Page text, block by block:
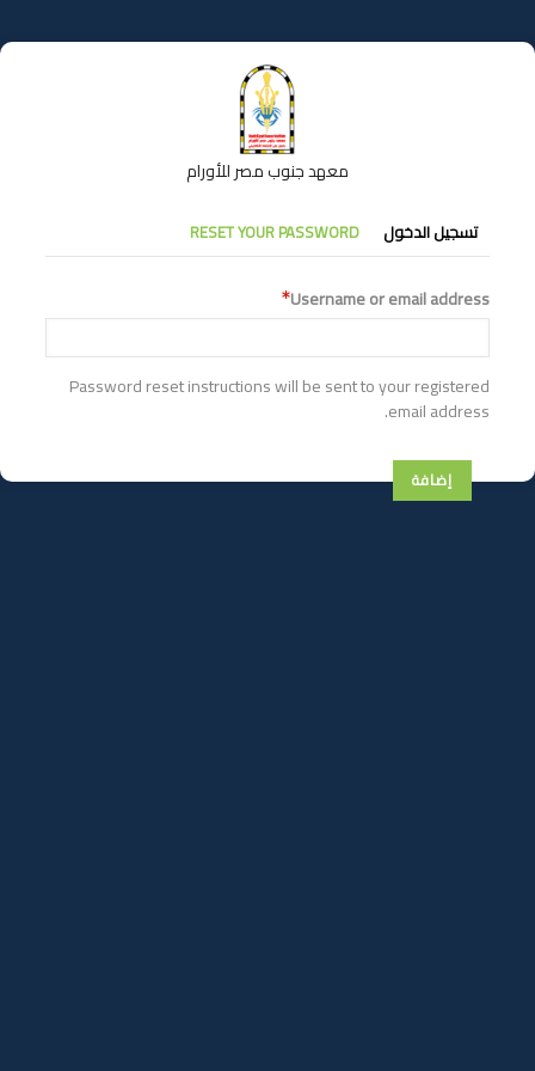
إلى
المحتوى
معهد جنوب مصر للأورام
التبويبات
الأساسية
تسجيل الدخول RESET YOUR PASSWORD
Username or email address
Password reset instructions will be sent to your registered
email address.